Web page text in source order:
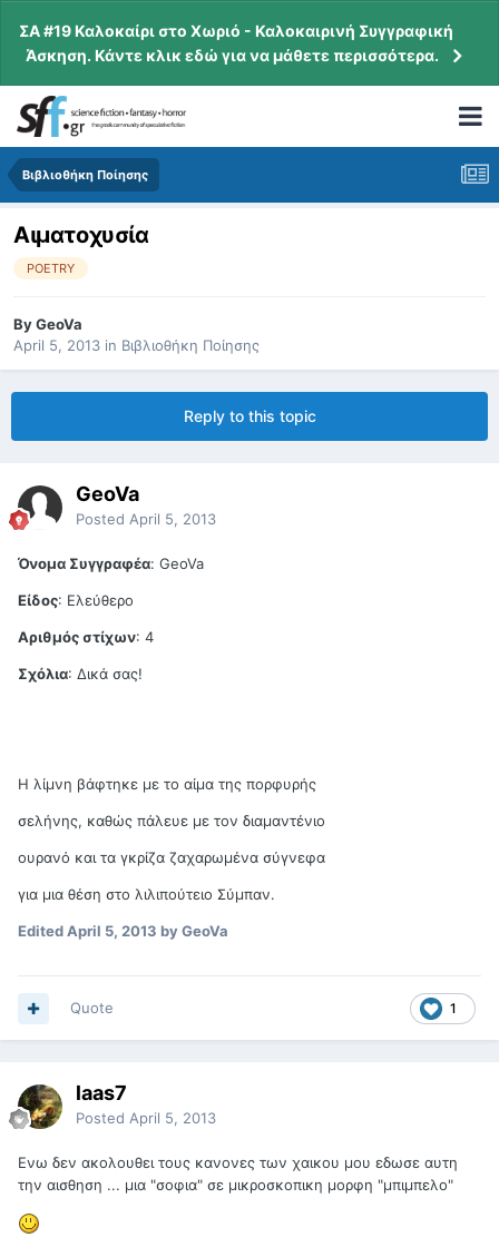
ΣΑ #19 Καλοκαίρι στο Χωριό - Καλοκαιρινή Συγγραφική
Άσκηση. Κάντε κλικ εδώ για να μάθετε περισσότερα.
Βιβλιοθήκη Ποίησης
Αιματοχυσία
POETRY
ByGeoVa
April 5, 2013 in Βιβλιοθήκη Ποίησης
Reply to this topic
GeoVa
Posted April 5, 2013
Όνομα Συγγραφέα: GeoVa
Είδος: Ελεύθερο
Αριθμός στίχων: 4
Σχόλια: Δικά σας!
Η λίμνη βάφτηκε με το αίμα της πορφυρής
σελήνης, καθώς πάλευε με τον διαμαντένιο
ουρανό και τα γκρίζα ζαχαρωμένα σύγνεφα
για μια θέση στο λιλιπούτειο Σύμπαν.
EditedApril 5, 2013 by GeoVa
1
Quote
laas7
Posted April 5, 2013
Ενω δεν ακολουθει τους κανονες των χαικου μου εδωσε αυτη
την αισθηση ... μια "σοφια" σε μικροσκοπικη μορφη "μπιμπελο"